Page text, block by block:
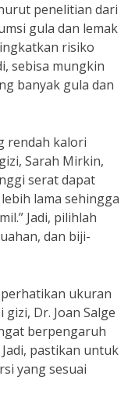
penelitian dari
gula dan lemak
risiko
sebisa mungkin
banyak gula dan
rendah kalori
Sarah Mirkin,
serat dapat
lama sehingga
Jadi, pilihlah
dan biji-
ukuran
Dr. Joan Salge
berpengaruh
pastikan untuk
yang sesuai